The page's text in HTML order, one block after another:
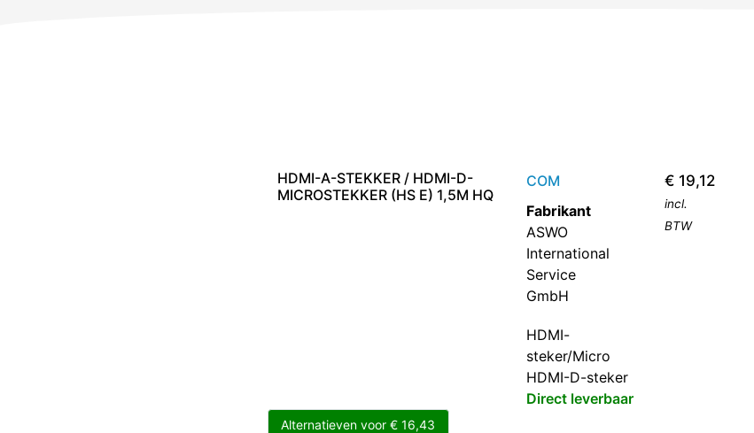
HDMI-A-STEKKER / HDMI-D-
MICROSTEKKER (HS E) 1,5M HQ
COM
Fabrikant
ASWO
International
Service
GmbH
HDMI-
steker/Micro
HDMI-D-steker
Direct leverbaar
€ 19,12
incl.
BTW
Alternatieven voor€ 16,43